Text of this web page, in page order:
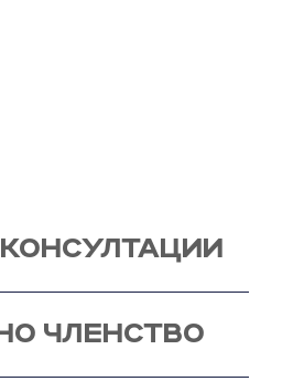
ЧЛЕНСТВО